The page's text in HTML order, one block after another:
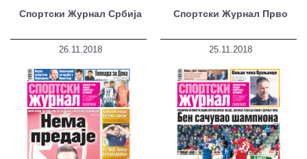
Спортски Журнал Србија
26.11.2018
Спортски Журнал Прво
25.11.2018